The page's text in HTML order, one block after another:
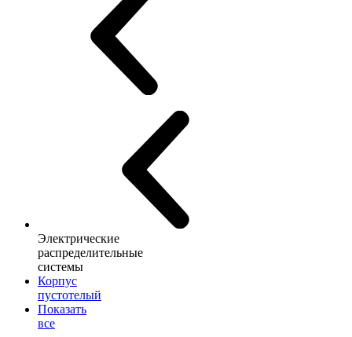
Электрические
распределительные
системы
Корпус
пустотелый
Показать
все